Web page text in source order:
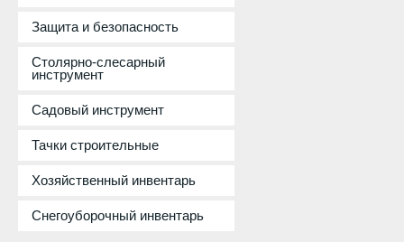
Защита и безопасность
Столярно-слесарный
инструмент
Садовый инструмент
Тачки строительные
Хозяйственный инвентарь
Снегоуборочный инвентарь